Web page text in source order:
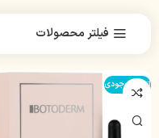
فیلتر محصولات
اتمام موجودی